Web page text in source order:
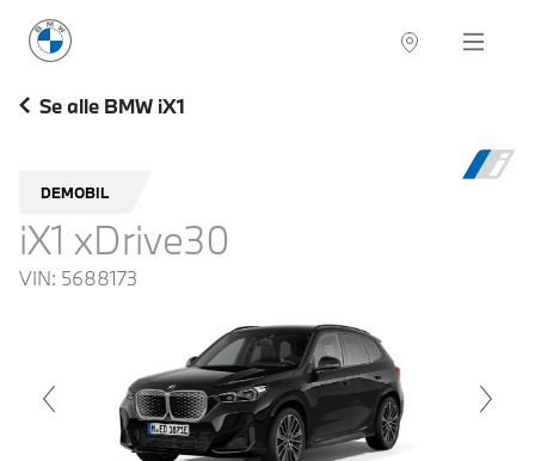
BMW Norge Navigation
Se alle BMW iX1
DEMOBIL
iX1 xDrive30
VIN: 5688173